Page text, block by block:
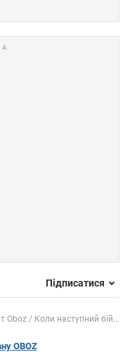
Підписатися
Oboz Коли наступний бій...
OBOZ